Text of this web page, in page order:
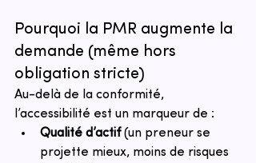
Pourquoi la PMR augmente la
demande (même hors
obligation stricte)
Au-delà de la conformité,
l’accessibilité est un marqueur de :
Qualité d’actif (un preneur se
projette mieux, moins de risques